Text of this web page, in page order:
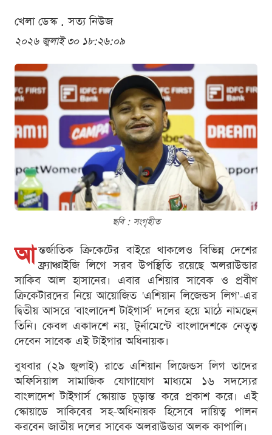
খেলা ডেস্ক . সত্য নিউজ
২০২৬ জুলাই ৩০ ১৮:২৬:০৯
ছবি : সংগৃহীত
আ ন্তর্জাতিক ক্রিকেটের বাইরে থাকলেও বিভিন্ন দেশের
ফ্র্যাঞ্চাইজি লিগে সরব উপস্থিতি রয়েছে অলরাউন্ডার
সাকিব আল হাসানের। এবার এশিয়ার সাবেক ও প্রবীণ
ক্রিকেটারদের নিয়ে আয়োজিত 'এশিয়ান লিজেন্ডস লিগ'-এর
দ্বিতীয় আসরে 'বাংলাদেশ টাইগার্স' দলের হয়ে মাঠে নামছেন
তিনি। কেবল একাদশে নয়, টুর্নামেন্টে বাংলাদেশকে নেতৃত্ব
দেবেন সাবেক এই টাইগার অধিনায়ক।
বুধবার (২৯ জুলাই) রাতে এশিয়ান লিজেন্ডস লিগ তাদের
অফিসিয়াল সামাজিক যোগাযোগ মাধ্যমে ১৬ সদস্যের
বাংলাদেশ টাইগার্স স্কোয়াড চূড়ান্ত করে প্রকাশ করে। এই
স্কোয়াডে সাকিবের সহ-অধিনায়ক হিসেবে দায়িত্ব পালন
করবেন জাতীয় দলের সাবেক অলরাউন্ডার অলক কাপালি।